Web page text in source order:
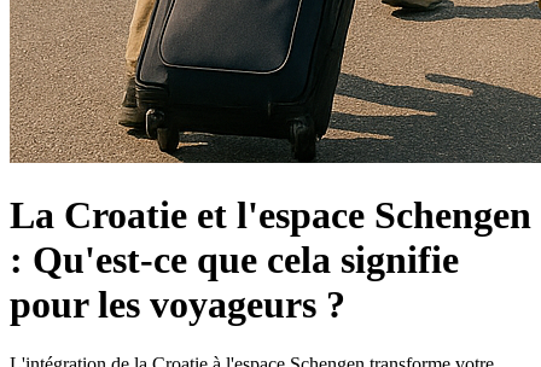
La Croatie et l'espace Schengen
: Qu'est-ce que cela signifie
pour les voyageurs ?